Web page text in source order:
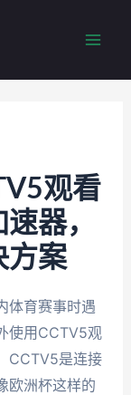
观看
器，
方案
体育赛事时遇
使用CCTV5观
CCTV5是连接
欧洲杯这样的